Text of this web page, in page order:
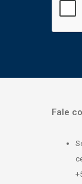
Fale